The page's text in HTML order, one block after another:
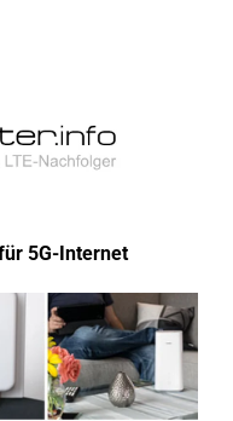
5G-Internet